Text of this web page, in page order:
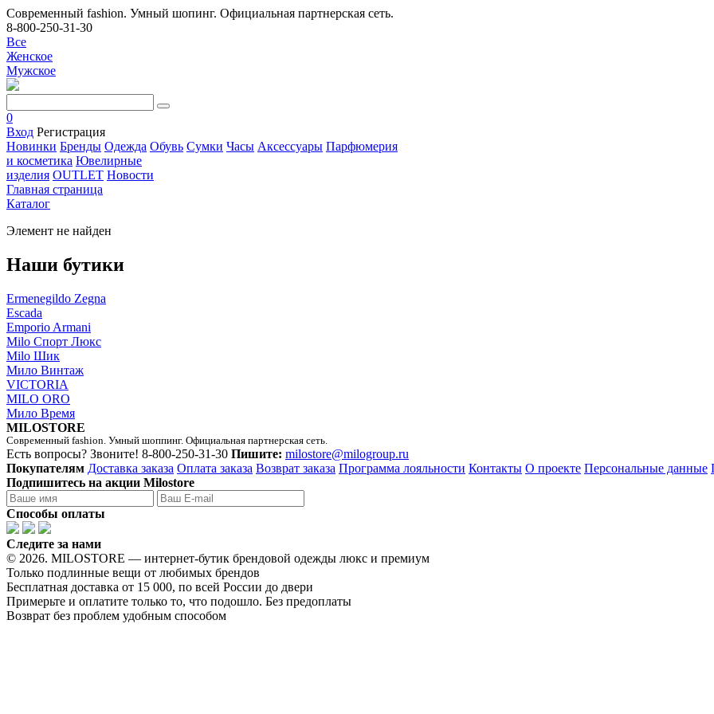
Современный fashion. Умный шопинг. Официальная партнерская сеть.
8-800-250-31-30
Все
Женское
Мужское
0
Вход Регистрация
Новинки Бренды Одежда Обувь Сумки Часы Аксессуары Парфюмерия
и косметика Ювелирные
изделия OUTLET Новости
Главная страница
Каталог
Элемент не найден
Наши бутики
Ermenegildo Zegna
Escada
Emporio Armani
Milo Спорт Люкс
Milo Шик
Мило Винтаж
VICTORIA
MILO ORO
Мило Время
MILOSTORE
Современный fashion. Умный шоппинг. Официальная партнерская сеть.
Есть вопросы? Звоните! 8-800-250-31-30 Пишите: milostore@milogroup.ru
Покупателям Доставка заказа Оплата заказа Возврат заказа Программа лояльности Контакты О проекте Персональные данные
Подпишитесь на акции Milostore
Способы оплаты
Следите за нами
© 2026. MILOSTORE — интернет-бутик брендовой одежды люкс и премиум
Только подлинные вещи от любимых брендов
Бесплатная доставка от 15 000, по всей России до двери
Примерьте и оплатите только то, что подошло. Без предоплаты
Возврат без проблем удобным способом